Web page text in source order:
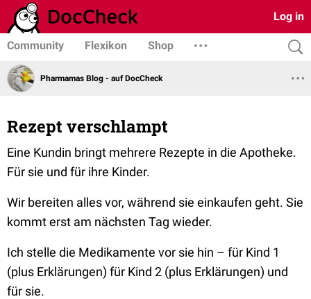
Log in
Community Flexikon Shop
Pharmamas Blog - auf DocCheck
Rezept verschlampt
Eine Kundin bringt mehrere Rezepte in die Apotheke.
Für sie und für ihre Kinder.
Wir bereiten alles vor, während sie einkaufen geht. Sie
kommt erst am nächsten Tag wieder.
Ich stelle die Medikamente vor sie hin – für Kind 1
(plus Erklärungen) für Kind 2 (plus Erklärungen) und
für sie.